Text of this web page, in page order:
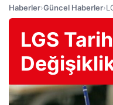
Haberler›Güncel Haberler›
LGS
Değişiklik